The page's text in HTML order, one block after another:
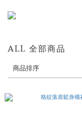
ALL 全部商品
商品排序